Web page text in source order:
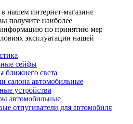
нашем интернет-магазине
получите наиболее
по принятию мер
эксплуатации нашей
сейфы
ближнего света
салона автомобильные
устройства
автомобильные
отпугиватели для автомобиля